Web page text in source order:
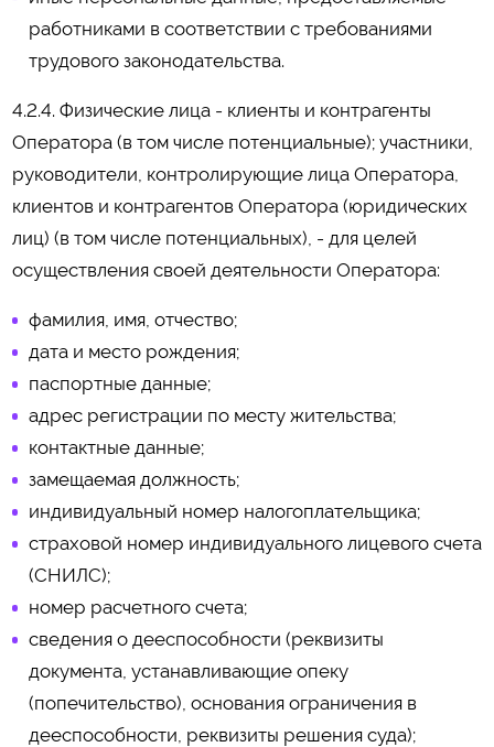
работниками в соответствии с требованиями
трудового законодательства.
4.2.4. Физические лица - клиенты и контрагенты
Оператора (в том числе потенциальные); участники,
руководители, контролирующие лица Оператора,
клиентов и контрагентов Оператора (юридических
лиц) (в том числе потенциальных), - для целей
осуществления своей деятельности Оператора:
фамилия, имя, отчество;
дата и место рождения;
паспортные данные;
адрес регистрации по месту жительства;
контактные данные;
замещаемая должность;
индивидуальный номер налогоплательщика;
страховой номер индивидуального лицевого счета
(СНИЛС);
номер расчетного счета;
сведения о дееспособности (реквизиты
документа, устанавливающие опеку
(попечительство), основания ограничения в
дееспособности, реквизиты решения суда);